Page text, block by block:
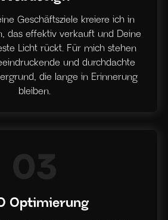
Geschäftsziele kreiere ich in
das effektiv verkauft und Deine
Licht rückt. Für mich stehen
und durchdachte
die lange in Erinnerung
bleiben.
03
Optimierung